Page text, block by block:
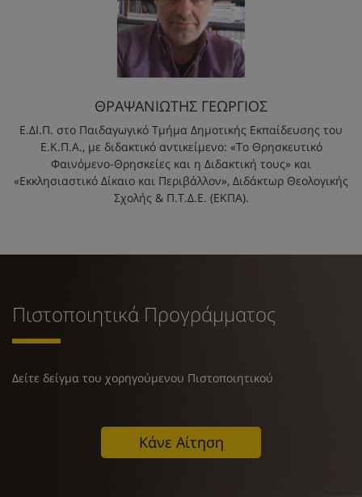
ΘΡΑΨΑΝΙΩΤΗΣ ΓΕΩΡΓΙΟΣ
Ε.ΔΙ.Π. στο Παιδαγωγικό Τμήμα Δημοτικής Εκπαίδευσης του
Ε.Κ.Π.Α., με διδακτικό αντικείμενο: «Το Θρησκευτικό
Φαινόμενο-Θρησκείες και η Διδακτική τους» και
«Εκκλησιαστικό Δίκαιο και Περιβάλλον», Διδάκτωρ Θεολογικής
Σχολής & Π.Τ.Δ.Ε. (ΕΚΠΑ).
Πιστοποιητικά Προγράμματος
Δείτε δείγμα του χορηγούμενου Πιστοποιητικού
Κάνε Αίτηση